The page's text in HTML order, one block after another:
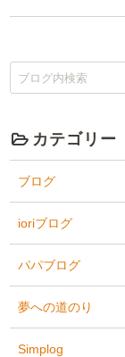
カテゴリー
ブログ
ioriブログ
パパブログ
夢への道のり
Simplog